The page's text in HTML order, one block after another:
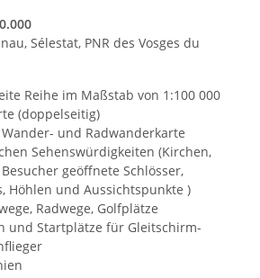
Sélestat, PNR des Vosges du
Reihe im Maßstab von 1:100 000
(doppelseitig)
und Radwanderkarte
Sehenswürdigkeiten (Kirchen,
geöffnete Schlösser,
Höhlen und Aussichtspunkte )
Radwege, Golfplätze
und Startplätze für Gleitschirm-